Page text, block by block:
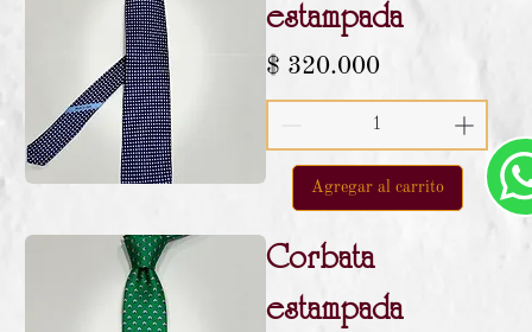
estampada
Precio
$ 320.000
Agregar al carrito
Corbata
estampada